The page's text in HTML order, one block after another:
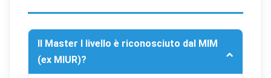
Il Master I livello è riconosciuto dal MIM
(ex MIUR)?